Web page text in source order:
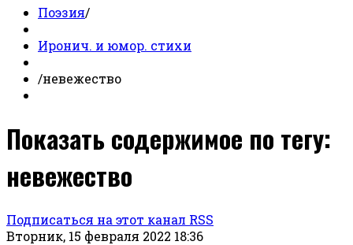
Поэзия/
Иронич. и юмор. стихи
/невежество
Показать содержимое по тегу:
невежество
Подписаться на этот канал RSS
Вторник, 15 февраля 2022 18:36